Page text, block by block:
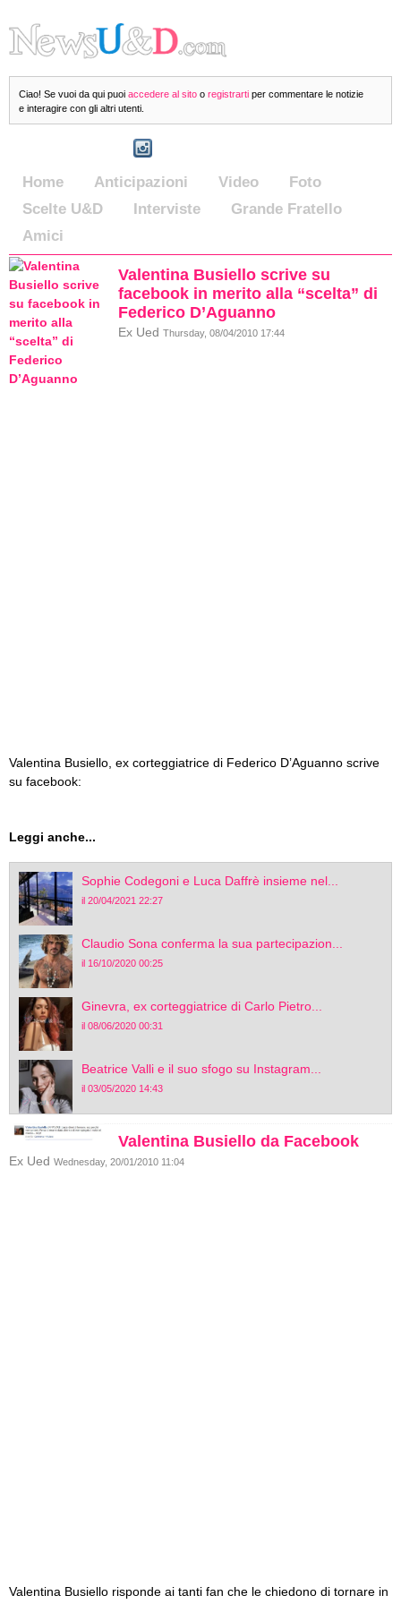
Ciao! Se vuoi da qui puoi accedere al sito o registrarti per commentare le notizie
e interagire con gli altri utenti.
Home Anticipazioni Video
Foto
Scelte U&D
Interviste
Grande Fratello
Amici
Valentina Busiello scrive su
facebook in merito alla “scelta” di
Federico D’Aguanno
Ex Ued Thursday, 08/04/2010 17:44
Valentina Busiello, ex corteggiatrice di Federico D’Aguanno scrive
su facebook:
Leggi anche...
Sophie Codegoni e Luca Daffrè insieme nel...
il 20/04/2021 22:27
Claudio Sona conferma la sua partecipazion...
il 16/10/2020 00:25
Ginevra, ex corteggiatrice di Carlo Pietro...
il 08/06/2020 00:31
Beatrice Valli e il suo sfogo su Instagram...
il 03/05/2020 14:43
Valentina Busiello da Facebook
Ex Ued Wednesday, 20/01/2010 11:04
Valentina Busiello risponde ai tanti fan che le chiedono di tornare in